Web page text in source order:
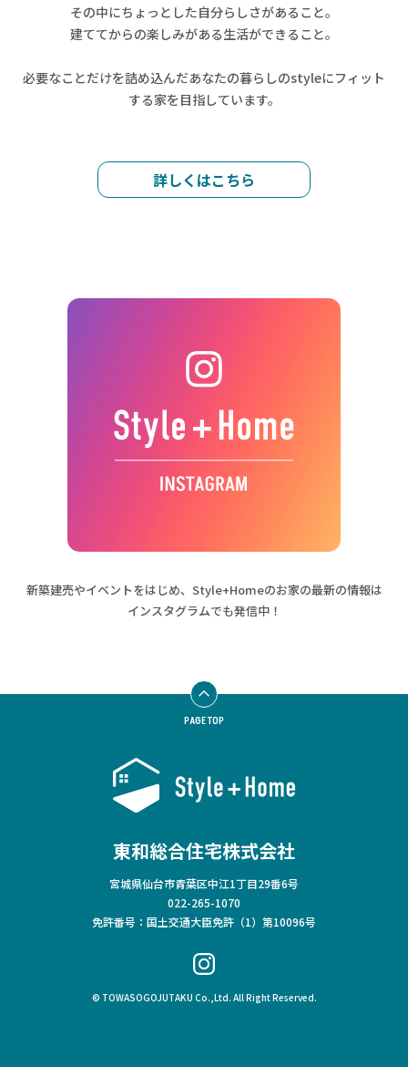
その中にちょっとした自分らしさがあること。
建ててからの楽しみがある生活ができること。
必要なことだけを詰め込んだあなたの暮らしのstyleにフィット
する家を目指しています。
詳しくはこちら
新築建売やイベントをはじめ、 Style+Homeのお家の最新の情報は
インスタグラムでも発信中！
東和総合住宅株式会社
宮城県仙台市青葉区中江1丁目29番6号
022-265-1070
免許番号：国土交通大臣免許（1）第10096号
© TOWASOGOJUTAKU Co.,Ltd. All Right Reserved.
PAGE TOP